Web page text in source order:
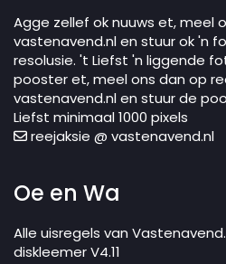
Agge zellef ok nuuws et, meel
vastenavend.nl en stuur ok 'n
resolusie. 't Liefst 'n liggende
pooster et, meel ons dan op
vastenavend.nl en stuur de
Liefst minimaal 1000 pixels
reejaksie @ vastenavend.nl
Oe en Wa
Alle uisregels van
diskleemer V4.11